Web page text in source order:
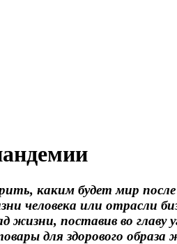
каким будет мир
человека или отрасли
жизни, поставив во
для здорового образа